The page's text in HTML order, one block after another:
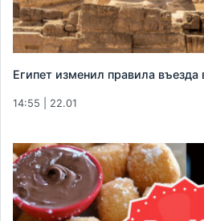
Египет изменил правила въезда
14:55 | 22.01